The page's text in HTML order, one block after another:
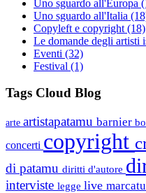
Uno sguardo all'Europa
Uno sguardo all'Italia
Copyleft e copyright (18)
Le domande degli artisti
Eventi (32)
Festival (1)
Tags Cloud Blog
arte artistapatamu barnier
concerti copyright
di patamu diritti d'autore
interviste legge live